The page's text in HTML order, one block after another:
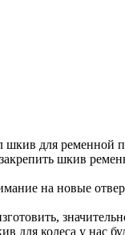
шкив для ременной
шкив
на новые
для колеса у нас